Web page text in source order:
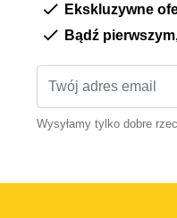
Ekskluzywne
Bądź
Wysyłamy tylko dobre